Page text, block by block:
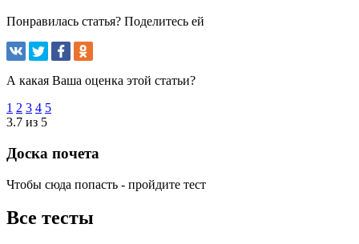
Понравилась статья? Поделитесь ей
А какая Ваша оценка этой статьи?
1 2 3 4 5
3.7 из 5
Доска почета
Чтобы сюда попасть - пройдите тест
Все тесты